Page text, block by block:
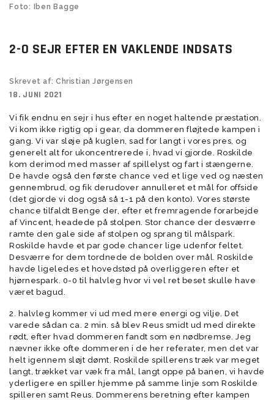
Foto: Iben Bagge
2-0 SEJR EFTER EN VAKLENDE INDSATS
Skrevet af: Christian Jørgensen
18. JUNI 2021
Vi fik endnu en sejr i hus efter en noget haltende præstation.
Vi kom ikke rigtig op i gear, da dommeren fløjtede kampen i
gang. Vi var sløje på kuglen, sad for langt i vores pres, og
generelt alt for ukoncentrerede i, hvad vi gjorde. Roskilde
kom derimod med masser af spillelyst og fart i stængerne.
De havde også den første chance ved et lige ved og næsten
gennembrud, og fik derudover annulleret et mål for offside
(det gjorde vi dog også så 1-1 på den konto). Vores største
chance tilfaldt Benge der, efter et fremragende forarbejde
af Vincent, headede på stolpen. Stor chance der desværre
ramte den gale side af stolpen og sprang til målspark.
Roskilde havde et par gode chancer lige udenfor feltet.
Desværre for dem tordnede de bolden over mål. Roskilde
havde ligeledes et hovedstød på overliggeren efter et
hjørnespark. 0-0 til halvleg hvor vi vel ret beset skulle have
været bagud.
2. halvleg kommer vi ud med mere energi og vilje. Det
varede sådan ca. 2 min. så blev Reus smidt ud med direkte
rødt, efter hvad dommeren fandt som en nødbremse. Jeg
nævner ikke ofte dommeren i de her referater, men det var
helt igennem sløjt dømt. Roskilde spillerens træk var meget
langt, trækket var væk fra mål, langt oppe på banen, vi havde
yderligere en spiller hjemme på samme linje som Roskilde
spilleren samt Reus. Dommerens beretning efter kampen